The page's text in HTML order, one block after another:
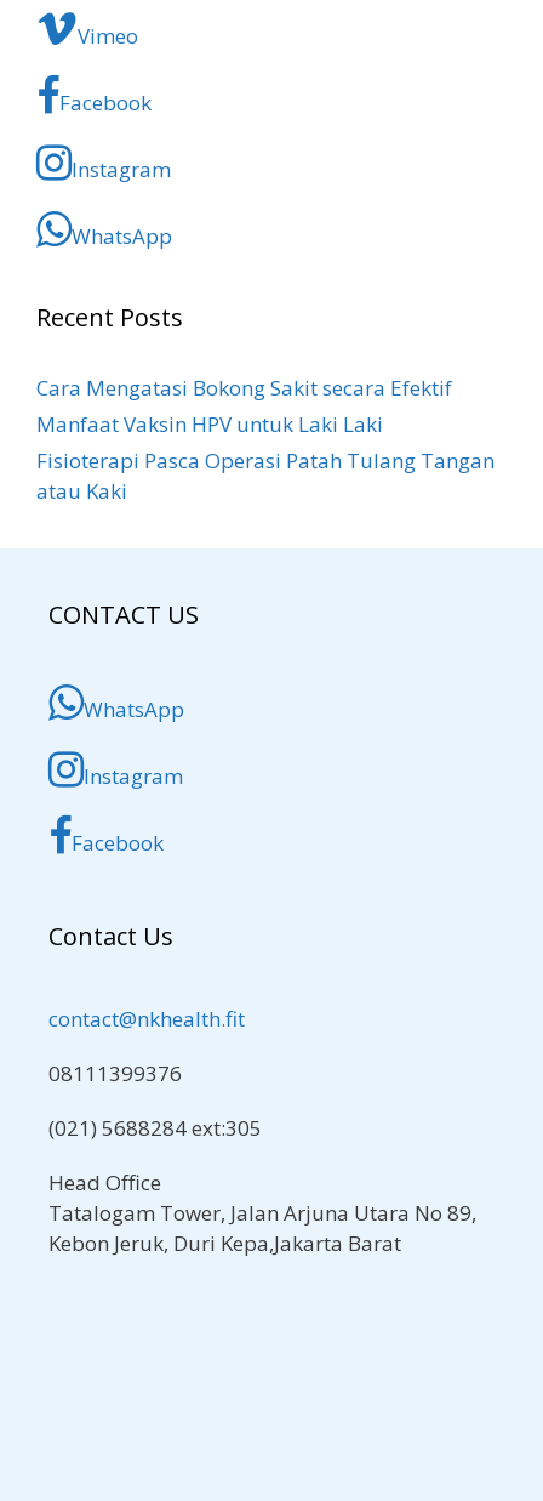
Vimeo
Facebook
Instagram
WhatsApp
Recent Posts
Cara Mengatasi Bokong Sakit​ secara Efektif
Manfaat Vaksin HPV untuk Laki Laki
Fisioterapi Pasca Operasi Patah Tulang Tangan
atau Kaki
CONTACT US
WhatsApp
Instagram
Facebook
Contact Us
contact@nkhealth.fit
08111399376
(021) 5688284 ext:305
Head Office
Tatalogam Tower, Jalan Arjuna Utara No 89,
Kebon Jeruk, Duri Kepa,Jakarta Barat